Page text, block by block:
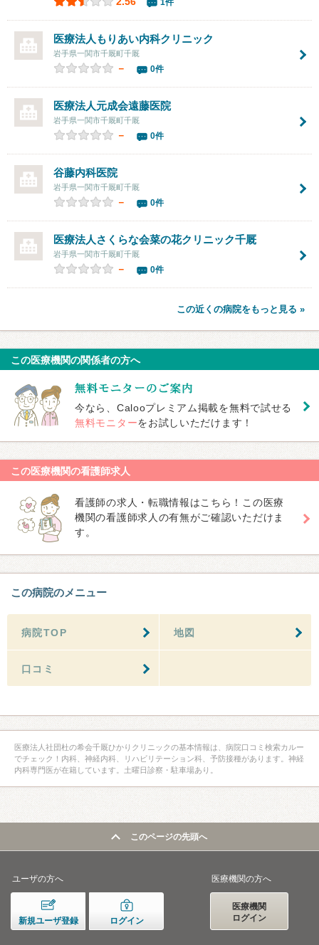
1件
医療法人もりあい内科クリニック
岩手県一関市千厩町千厩
－ 0件
医療法人元成会遠藤医院
岩手県一関市千厩町千厩
－ 0件
谷藤内科医院
岩手県一関市千厩町千厩
－ 0件
医療法人さくらな会菜の花クリニック千厩
岩手県一関市千厩町千厩
－ 0件
この近くの病院をもっと見る »
この医療機関の関係者の方へ
今なら、Calooプレミアム掲載を無料で試せる
無料モニターをお試しいただけます！
この医療機関の看護師求人
看護師の求人・転職情報はこちら！この医療
機関の看護師求人の有無がご確認いただけま
す。
この病院のメニュー
病院TOP 地図
口コミ
医療法人社団杜の希会千厩ひかりクリニックの基本情報は、病院口コミ検索カルー
でチェック！内科、神経内科、リハビリテーション科、予防接種があります。神経
内科専門医が在籍しています。土曜日診察・駐車場あり。
このページの先頭へ
ユーザの方へ
新規ユーザ登録 ログイン
医療機関の方へ
医療機関
ログイン